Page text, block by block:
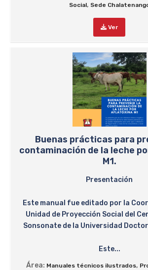
Social, Sede
Ver
Buenas prácticas para
contaminación de la leche
M1.
Presentación
Este manual fue editado por la
Unidad de Proyección Social del
Sonsonate de la Universidad
Este...
Área: Manuales técnicos ilustrados,